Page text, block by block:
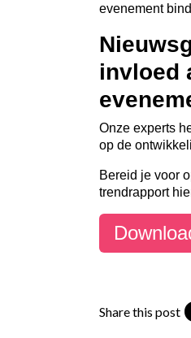
evenement
invloed
Onze experts
op de
Bereid je voor
trendrapport
Share this post